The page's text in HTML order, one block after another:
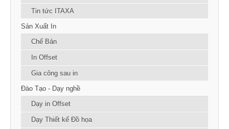
Tin tức ITAXA
Sản Xuất In
Chế Bản
In Offset
Gia công sau in
Đào Tạo - Dạy nghề
Dạy in Offset
Dạy Thiết kế Đồ họa